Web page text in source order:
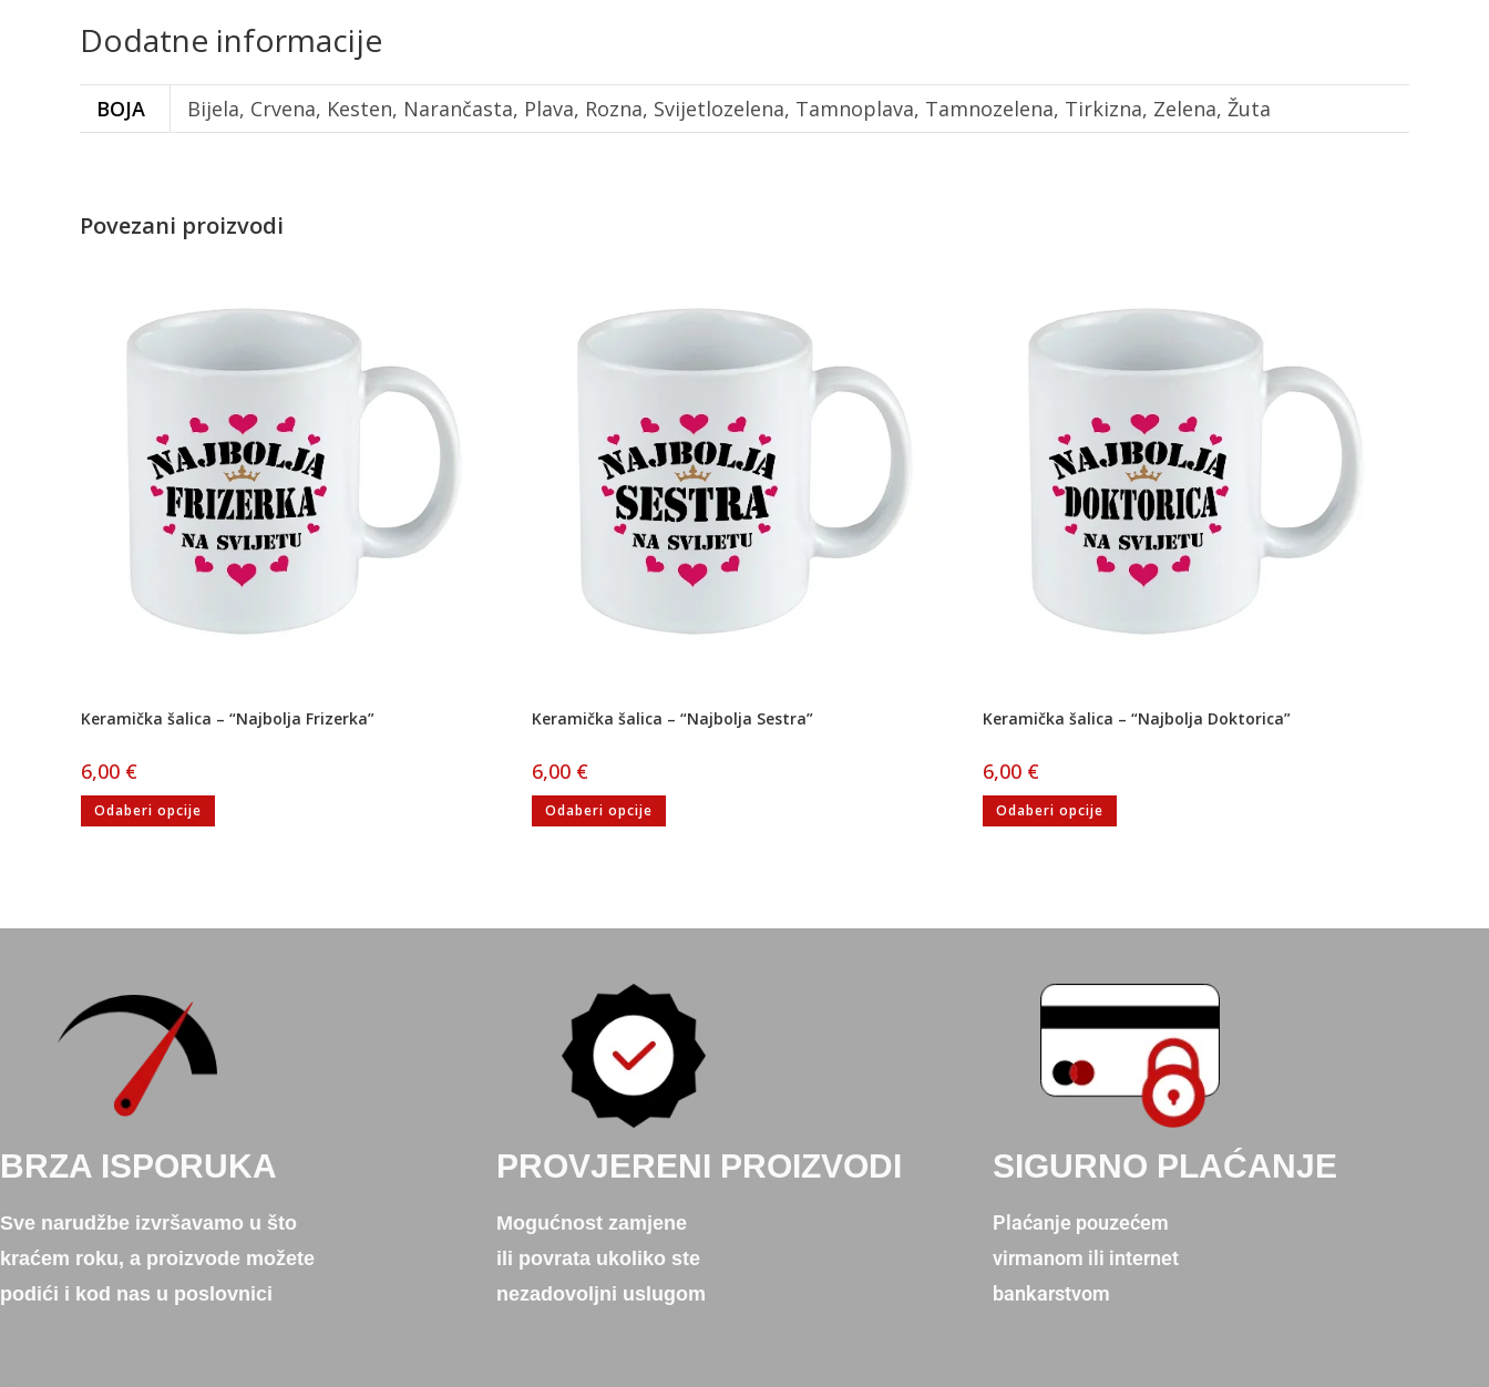
Dodatne informacije
BOJA Bijela, Crvena, Kesten, Narančasta, Plava, Rozna, Svijetlozelena, Tamnoplava, Tamnozelena, Tirkizna, Zelena, Žuta
Povezani proizvodi
Keramička šalica – “Najbolja Frizerka”
6,00 €
Odaberi opcije
Keramička šalica – “Najbolja Sestra”
6,00 €
Odaberi opcije
Keramička šalica – “Najbolja Doktorica”
6,00 €
Odaberi opcije
BRZA ISPORUKA
Sve narudžbe izvršavamo u što
kraćem roku, a proizvode možete
podići i kod nas u poslovnici
PROVJERENI PROIZVODI
Mogućnost zamjene
ili povrata ukoliko ste
nezadovoljni uslugom
SIGURNO PLAĆANJE
Plaćanje pouzećem
virmanom ili internet
bankarstvom